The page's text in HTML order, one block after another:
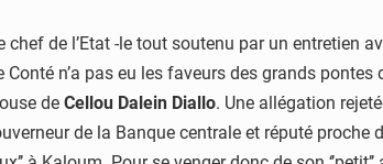
de l’Etat -le tout soutenu par un entretien
Conté n’a pas eu les faveurs des grands
de Cellou Dalein Diallo. Une allégation
de la Banque centrale et réputé